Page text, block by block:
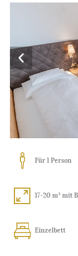
Für 1 Person
17-20 m² mit
Einzelbett